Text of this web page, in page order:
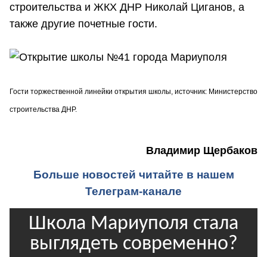
строительства и ЖКХ ДНР Николай Циганов, а
также другие почетные гости.
Гости торжественной линейки открытия школы, источник: Министерство
строительства ДНР.
Владимир Щербаков
Больше новостей читайте в нашем
Телеграм-канале